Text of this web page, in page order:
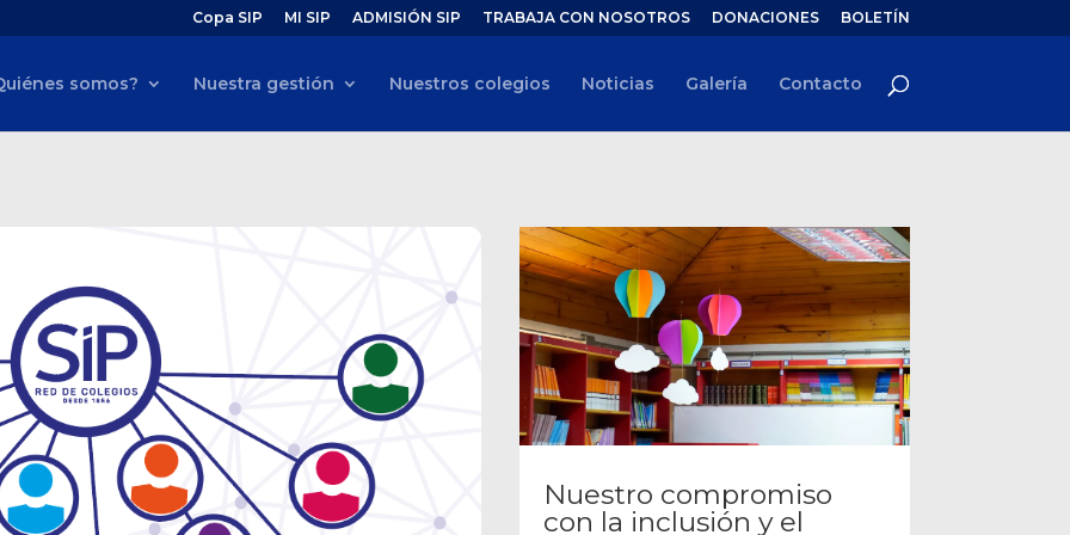
Copa SIP MI SIP ADMISIÓN SIP TRABAJA CON NOSOTROS DONACIONES BOLETÍN
somos? Nuestra gestión Nuestros colegios Noticias Galería Contacto
Nuestro compromiso
con la inclusión y el